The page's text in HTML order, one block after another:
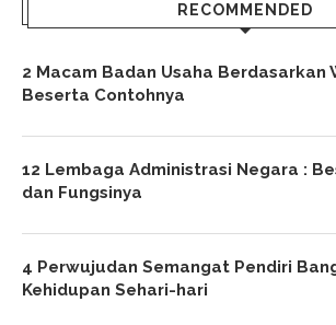
RECOMMENDED
2 Macam Badan Usaha Berdasarkan
Beserta Contohnya
12 Lembaga Administrasi Negara :
dan Fungsinya
4 Perwujudan Semangat Pendiri
Kehidupan Sehari-hari